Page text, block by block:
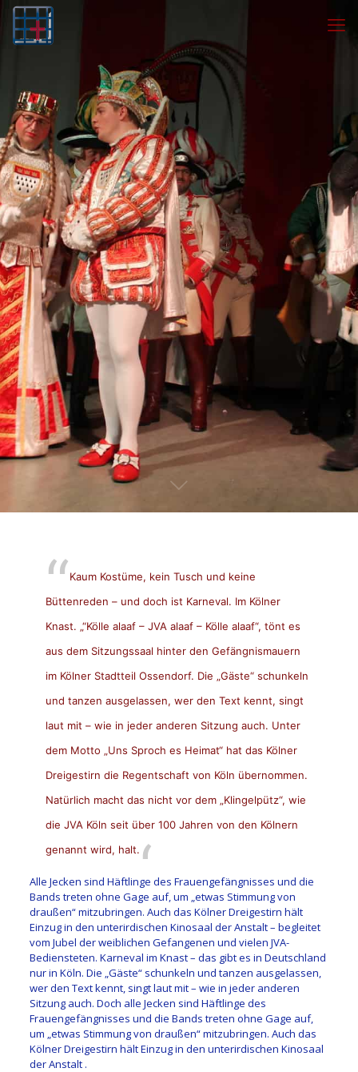
Kaum Kostüme, kein Tusch und keine
Büttenreden – und doch ist Karneval. Im Kölner
Knast. „“Kölle alaaf – JVA alaaf – Kölle alaaf“, tönt es
aus dem Sitzungssaal hinter den Gefängnismauern
im Kölner Stadtteil Ossendorf. Die „Gäste“ schunkeln
und tanzen ausgelassen, wer den Text kennt, singt
laut mit – wie in jeder anderen Sitzung auch. Unter
dem Motto „Uns Sproch es Heimat“ hat das Kölner
Dreigestirn die Regentschaft von Köln übernommen.
Natürlich macht das nicht vor dem „Klingelpütz“, wie
die JVA Köln seit über 100 Jahren von den Kölnern
genannt wird, halt.
Alle Jecken sind Häftlinge des Frauengefängnisses und die
Bands treten ohne Gage auf, um „etwas Stimmung von
draußen“ mitzubringen. Auch das Kölner Dreigestirn hält
Einzug in den unterirdischen Kinosaal der Anstalt – begleitet
vom Jubel der weiblichen Gefangenen und vielen JVA-
Bediensteten. Karneval im Knast – das gibt es in Deutschland
nur in Köln. Die „Gäste“ schunkeln und tanzen ausgelassen,
wer den Text kennt, singt laut mit – wie in jeder anderen
Sitzung auch. Doch alle Jecken sind Häftlinge des
Frauengefängnisses und die Bands treten ohne Gage auf,
um „etwas Stimmung von draußen“ mitzubringen. Auch das
Kölner Dreigestirn hält Einzug in den unterirdischen Kinosaal
der Anstalt .